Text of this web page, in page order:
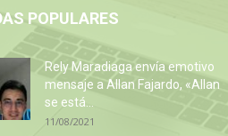
POPULARES
Rely Maradiaga envía emotivo
mensaje a Allan Fajardo, «Allan
se está...
11/08/2021